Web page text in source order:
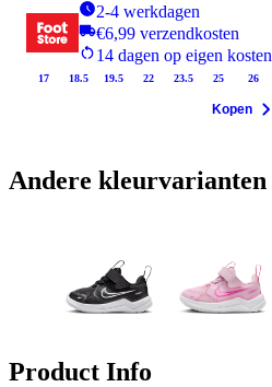
2-4 werkdagen
€6,99 verzendkosten
14 dagen op eigen kosten
17 18.5 19.5 22 23.5 25 26
Kopen
Andere kleurvarianten
Product Info